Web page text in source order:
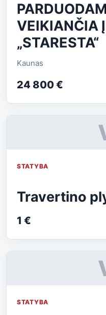
VEIKIANČIA
„STARESTA“
Kaunas
24 800 €
STATYBA
Travertino
1 €
STATYBA